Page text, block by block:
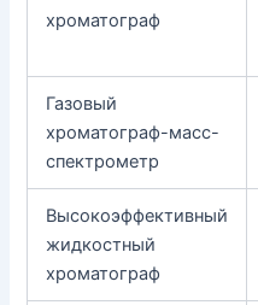
хроматограф
Газовый
хроматограф-масс-
спектрометр
Высокоэффективный
жидкостный
хроматограф